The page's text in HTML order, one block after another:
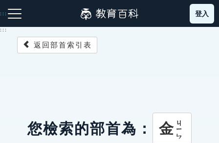
到
主
::: 登入
:::
返回部首索引表
您檢索的部首為： 金ㄐㄧㄣ